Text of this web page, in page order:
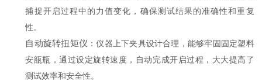
捕捉开启过程中的力值变化，确保测试结果的准确性和重复
性。
自动旋转扭矩仪 ：仪器上下夹具设计合理，能够牢固固定塑料
安瓿瓶，通过设定旋转速度，自动完成开启过程，大大提高了
测试效率和安全性。